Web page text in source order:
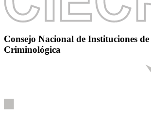
Consejo Nacional de Instituciones de
Criminológica